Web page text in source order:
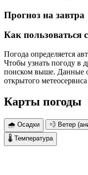
Прогноз на завтра
Как пользоваться
Погода определяется
Чтобы узнать погоду в
поиском выше. Данные
открытого
Карты погоды
🌧 Осадки 💨 Ветер
🌡 Температура